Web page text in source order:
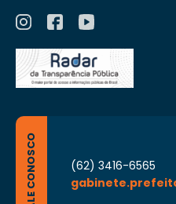
FALE CONOSCO
(62) 3416-6565